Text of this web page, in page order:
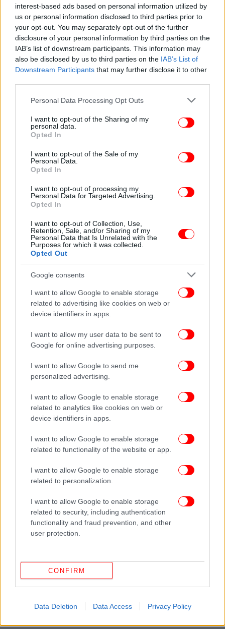
interest-based ads based on personal information utilized by
us or personal information disclosed to third parties prior to
your opt-out. You may separately opt-out of the further
disclosure of your personal information by third parties on the
IAB’s list of downstream participants. This information may
also be disclosed by us to third parties on the IAB’s List of
Downstream Participants that may further disclose it to other
Please note that this website/app uses one or more Google
not limited to your visit or usage behaviour. You may click to
grant or deny consent to Google and its third-party tags to
use your data for below specified purposes in below Google
consent section.
Personal Data Processing Opt Outs
I want to opt-out of the Sharing of my
personal data.
Opted In
I want to opt-out of the Sale of my
Personal Data.
Opted In
I want to opt-out of processing my
Personal Data for Targeted Advertising.
Opted In
I want to opt-out of Collection, Use,
Retention, Sale, and/or Sharing of my
Personal Data that Is Unrelated with the
Purposes for which it was collected.
Opted Out
Google consents
I want to allow Google to enable storage
related to advertising like cookies on web or
device identifiers in apps.
I want to allow my user data to be sent to
Google for online advertising purposes.
I want to allow Google to send me
personalized advertising.
I want to allow Google to enable storage
related to analytics like cookies on web or
device identifiers in apps.
I want to allow Google to enable storage
related to functionality of the website or app.
I want to allow Google to enable storage
related to personalization.
I want to allow Google to enable storage
related to security, including authentication
functionality and fraud prevention, and other
user protection.
CONFIRM
Data Deletion Data Access Privacy Policy
Ακτή Ελεφαντοστού: τουλάχιστον 60 νεκροί
μεταξύ των οποίων πολλοί νέοι, έχασαν τη ζωή
τους στο ποδοπάτημα που προκλήθηκε καθώς ένα
Πλατό του Αμπιτζάν, αφού παρακολούθησε το
θέαμα των πυροτεχνημάτων για τον εορτασμό της
Ιράν: 56 νεκροί
Στις 7 Ιανουαρίου 2020,κατά τη διάρκεια της
κηδείας του Ιρανού στρατηγού Κασέμ ΣολεΪμανί, 56
άνθρωποι ποδοπατήθηκανστην πόλη Κερμάν. Ο
Σολεϊμανί, που σκοτώθηκε στις 3 Ιανουαρίου από
πλήγμα αμερικανικού μη επανδρωμένου
αεροσκάφους κοντά στο αεροδρόμιο της Βαγδάτης,
θεωρείται ήρωας στη χώρα του.
Αιθιοπία: 52 νεκροί
Στις 2 Οκτωβρίου 2016, τουλάχιστον 52 άνθρωποι
σκοτώθηκαν, σύμφωνα με την κυβέρνηση –η
αντιπολίτευση ανεβάζει τον αριθμό στους 100–
διάρκεια του παραδοσιακού φεστιβάλ Ιρεέτσα, για
το τέλος της εποχής των βροχών.